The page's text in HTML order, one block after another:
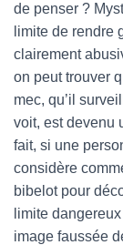
de penser ?
limite de rendre
clairement
on peut trouver
mec, qu’il
voit, est devenu
fait, si une
considère
bibelot pour
limite
image faussée